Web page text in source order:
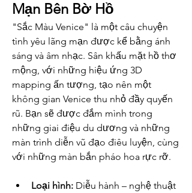
Mạn Bên Bờ Hồ
"Sắc Màu Venice" là một câu chuyện
tình yêu lãng mạn được kể bằng ánh
sáng và âm nhạc. Sân khấu mặt hồ thơ
mộng, với những hiệu ứng 3D
mapping ấn tượng, tạo nên một
không gian Venice thu nhỏ đầy quyến
rũ. Bạn sẽ được đắm mình trong
những giai điệu du dương và những
màn trình diễn vũ đạo điêu luyện, cùng
với những màn bắn pháo hoa rực rỡ.
Loại hình: Diễu hành – nghệ thuật